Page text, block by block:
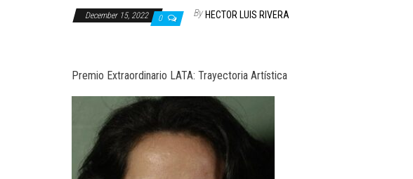
December 15, 2022 0 By HECTOR LUIS RIVERA
Premio Extraordinario LATA: Trayectoria Artística